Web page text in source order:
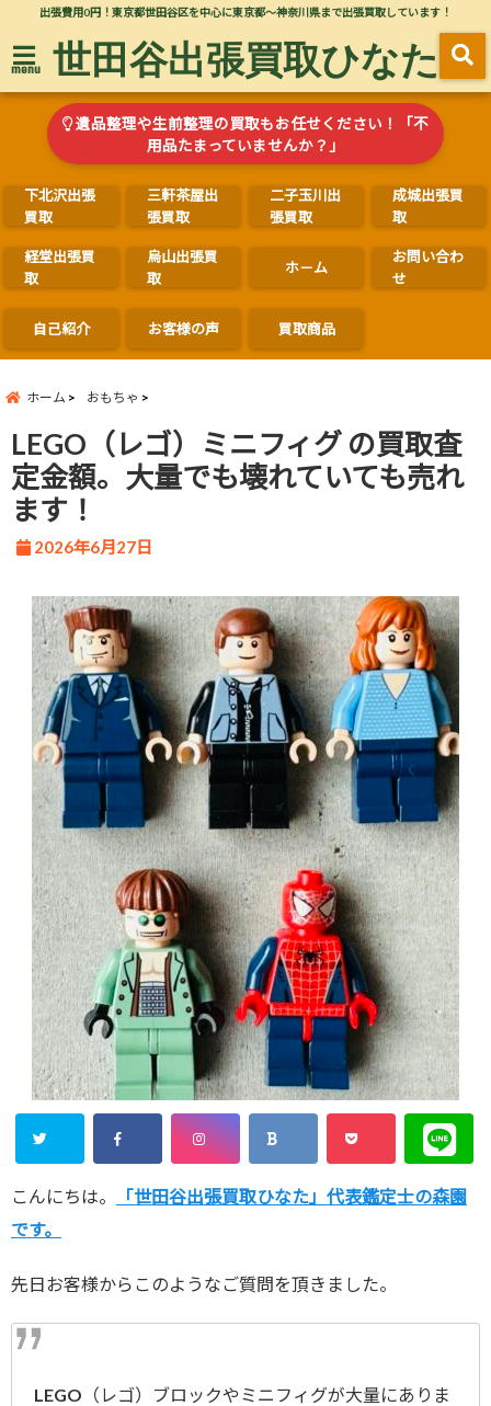
出張費用0円！東京都世田谷区を中心に東京都～神奈川県まで出張買取しています！
menu 世田谷出張買取ひなた
遺品整理や生前整理の買取もお任せください！「不
用品たまっていませんか？」
下北沢出張
買取
三軒茶屋出
張買取
二子玉川出
張買取
成城出張買
取
経堂出張買
取
烏山出張買
取
ホ－ム
お問い合わ
せ
自己紹介 お客様の声 買取商品
ホーム おもちゃ
LEGO（レゴ）ミニフィグ の買取査
定金額。大量でも壊れていても売れ
ます！
2026年6月27日
こんにちは。
「世田谷出張買取ひなた」代表鑑定士の森園
です。
先日お客様からこのようなご質問を頂きました。
LEGO（レゴ）ブロックやミニフィグが大量にありま